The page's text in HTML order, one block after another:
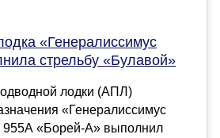
«Генералиссимус
стрельбу «Булавой»
лодки (АПЛ)
«Генералиссимус
955А «Борей-А» выполнил